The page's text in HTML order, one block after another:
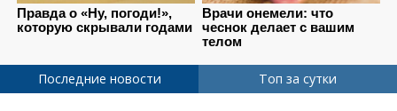
Последние новости Топ за сутки